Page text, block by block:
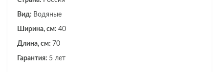
Вид: Водяные
Ширина, см: 40
Длина, см: 70
Гарантия: 5 лет